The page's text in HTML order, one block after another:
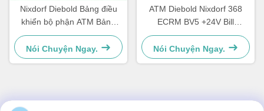
Nixdorf Diebold Bảng điều
khiển bộ phận ATM Bảng
chính CCA Discovery
49242480000B
Nói Chuyện Ngay.
ATM Diebold Nixdorf 368
ECRM BV5 +24V Bill
Acceptor Validator Phần
49238415000A
Nói Chuyện Ngay.